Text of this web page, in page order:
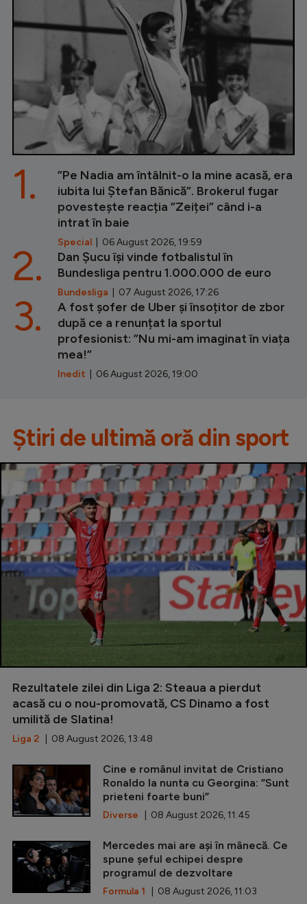
”Pe Nadia am întâlnit-o la mine acasă, era
iubita lui Ștefan Bănică”. Brokerul fugar
povestește reacția ”Zeiței” când i-a
intrat în baie
Special | 06 August 2026, 19:59
1.
Dan Șucu își vinde fotbalistul în
Bundesliga pentru 1.000.000 de euro
Bundesliga | 07 August 2026, 17:26
2.
A fost șofer de Uber și însoțitor de zbor
după ce a renunțat la sportul
profesionist: ”Nu mi-am imaginat în viața
mea!”
Inedit | 06 August 2026, 19:00
3.
Știri de ultimă oră din sport
Rezultatele zilei din Liga 2: Steaua a pierdut
acasă cu o nou-promovată, CS Dinamo a fost
umilită de Slatina!
Liga 2 | 08 August 2026, 13:48
Cine e românul invitat de Cristiano
Ronaldo la nunta cu Georgina: ”Sunt
prieteni foarte buni”
Diverse | 08 August 2026, 11:45
Mercedes mai are ași în mânecă. Ce
spune șeful echipei despre
programul de dezvoltare
Formula 1 | 08 August 2026, 11:03